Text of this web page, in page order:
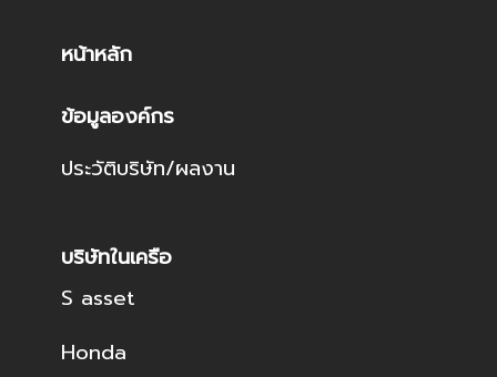
หน้าหลัก
ข้อมูลองค์กร
ประวัติบริษัท/ผลงาน
บริษัทในเครือ
S asset
Honda